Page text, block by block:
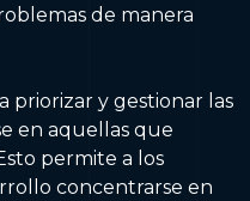
de manera
priorizar y gestionar las
en aquellas que
permite a los
concentrarse en